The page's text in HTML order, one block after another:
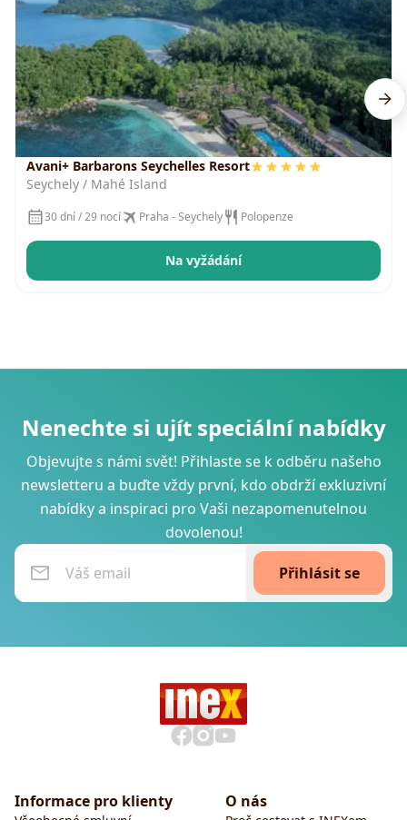
Avani+ Barbarons Seychelles Resort
Seychely / Mahé Island
30 dní / 29 nocí Praha - Seychely Polopenze
Na vyžádání
Nenechte si ujít speciální nabídky
Objevujte s námi svět! Přihlaste se k odběru našeho
newsletteru a buďte vždy první, kdo obdrží exkluzivní
nabídky a inspiraci pro Vaši nezapomenutelnou
dovolenou!
Přihlásit se
Informace pro klienty O nás